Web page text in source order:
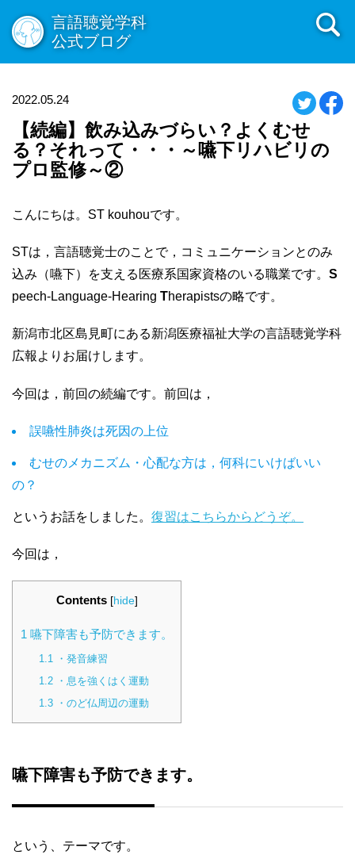
言語聴覚学科
公式ブログ
2022.05.24
【続編】飲み込みづらい？よくむせ
る？それって・・・～嚥下リハビリの
プロ監修～②
こんにちは。ST kouhouです。
STは，言語聴覚士のことで，コミュニケーションとのみ
込み（嚥下）を支える医療系国家資格のいる職業です。 S
peech-Language-Hearing Therapistsの略です。
新潟市北区島見町にある新潟医療福祉大学の言語聴覚学科
広報よりお届けします。
今回は，前回の続編です。前回は，
誤嚥性肺炎は死因の上位
むせのメカニズム・心配な方は，何科にいけばいい
の？
というお話をしました。 復習はこちらからどうぞ。
今回は，
Contents [hide]
1 嚥下障害も予防できます。
1.1・発音練習
1.2・息を強くはく運動
1.3・のど仏周辺の運動
嚥下障害も予防できます。
という、テーマです。